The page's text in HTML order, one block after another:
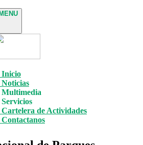
MENU
Inicio
Noticias
Multimedia
Servicios
Cartelera de Actividades
Contactanos